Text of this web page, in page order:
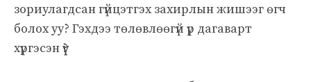
зориулагдсан гүйцэтгэх захирлын жишээг өгч
болох уу? Гэхдээ төлөвлөөгүй үр дагаварт
хүргэсэн үү?